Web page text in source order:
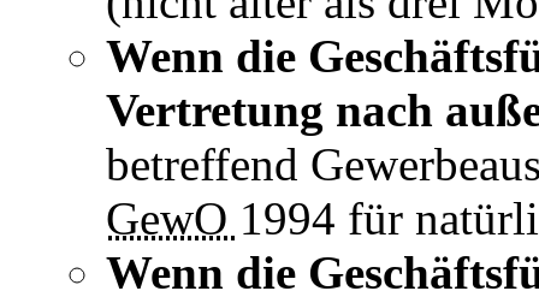
Wenn die
Vertretung nach
betreffend
GewO 1994 für
Wenn die